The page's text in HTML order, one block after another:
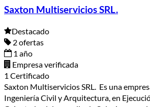
Saxton Multiservicios SRL.
Destacado
2 ofertas
1 año
Empresa verificada
1 Certificado
Saxton Multiservicios SRL. Es una
Ingeniería Civil y Arquitectura, en